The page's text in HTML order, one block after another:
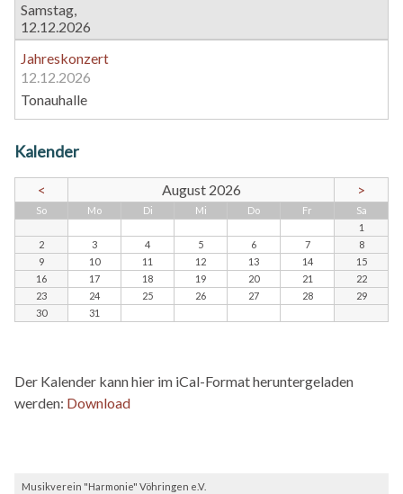
Samstag,
12.12.2026
Jahreskonzert
12.12.2026
Tonauhalle
Kalender
< August 2026 >
Sonntag Montag Dienstag Mittwoch Donnerstag Fr Samstag
1
2
3 4 5 6 7
8
9
10 11 12 13 14
15
16
17 18 19 20 21
22
23
24 25 26 27 28
29
30
31
Der Kalender kann hier im iCal-Format heruntergeladen
werden: Download
Musikverein "Harmonie" Vöhringen e.V.